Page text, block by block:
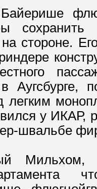
сохранить
стороне.
Аугсбурге,
легким
у ИКАР,
швальбе